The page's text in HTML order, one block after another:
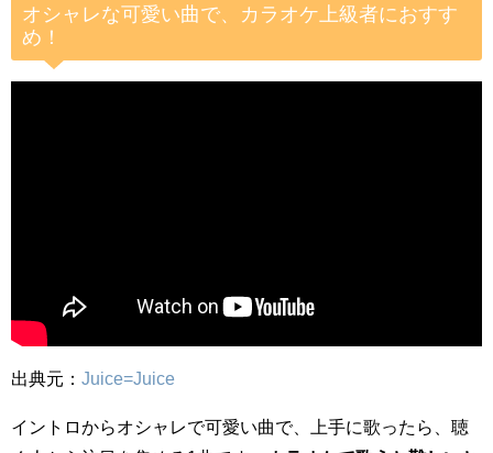
オシャレな可愛い曲で、カラオケ上級者におすす
め！
出典元： Juice=Juice
イントロからオシャレで可愛い曲で、上手に歌ったら、聴